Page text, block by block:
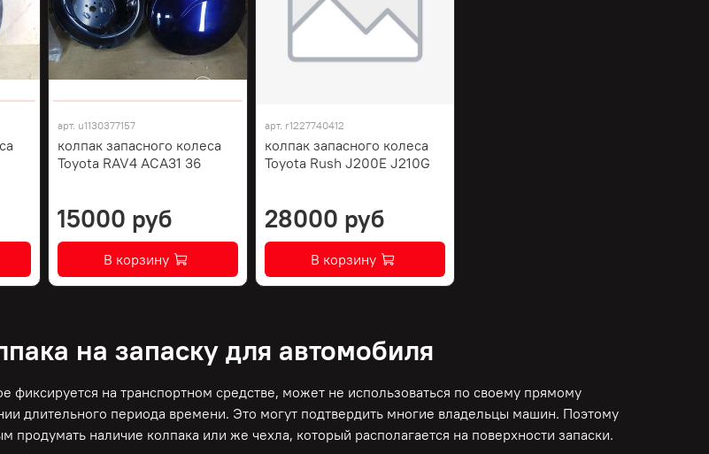
арт. u1130377157
колпак запасного колеса
Toyota RAV4 ACA31 36
15000 руб
В корзину
арт. r1227740412
колпак запасного колеса
Toyota Rush J200E J210G
28000 руб
В корзину
на запаску для автомобиля
фиксируется на транспортном средстве, может не использоваться по своему прямому
длительного периода времени. Это могут подтвердить многие владельцы машин. Поэтому
продумать наличие колпака или же чехла, который располагается на поверхности запаски.